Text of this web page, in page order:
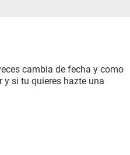
cambia de fecha y como
y si tu quieres hazte una